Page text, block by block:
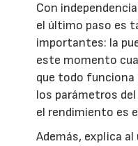
Con
el último paso es
importantes: la
este momento
que todo
los parámetros
el rendimiento es
Además, explica